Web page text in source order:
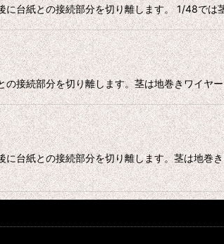
台紙との接続部分を切り離します。 1/48では
接続部分を切り離します。茎は地巻きワイヤ
台紙との接続部分を切り離します。茎は地巻